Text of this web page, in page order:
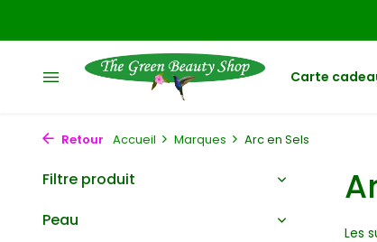
Carte
Retour Accueil Marques Arc en Sels
Filtre produit
Peau
Les